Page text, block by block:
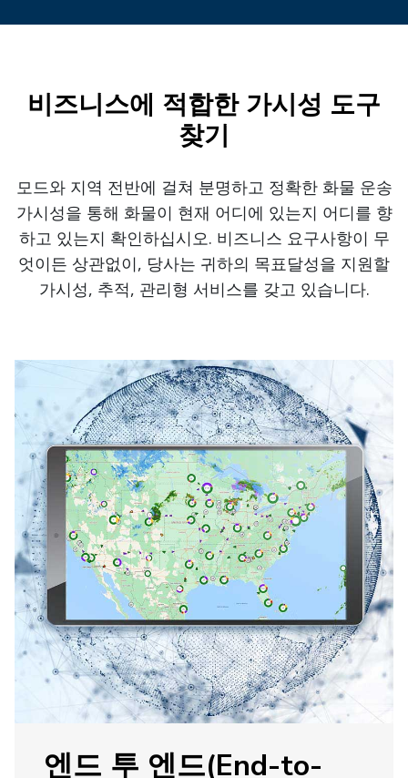
비즈니스에 적합한 가시성 도구
찾기
모드와 지역 전반에 걸쳐 분명하고 정확한 화물 운송
가시성을 통해 화물이 현재 어디에 있는지 어디를 향
하고 있는지 확인하십시오. 비즈니스 요구사항이 무
엇이든 상관없이, 당사는 귀하의 목표달성을 지원할
가시성, 추적, 관리형 서비스를 갖고 있습니다.
엔드 투 엔드(End-to-